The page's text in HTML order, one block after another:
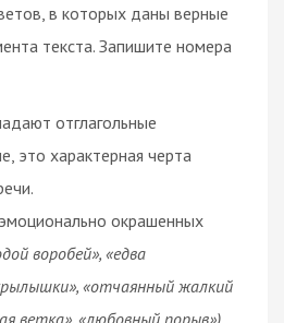
в которых даны верные
текста. Запишите номера
отглагольные
это характерная черта
окрашенных
воробей», «едва
«отчаянный жалкий
ветка», «любовный порыв»)